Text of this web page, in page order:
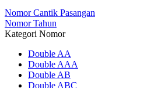
Nomor Cantik Pasangan
Nomor Tahun
Kategori Nomor
Double AA
Double AAA
Double AB
Double ABC